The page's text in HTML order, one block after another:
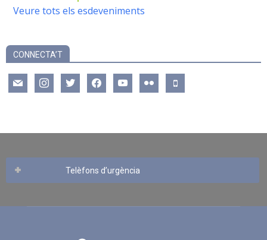
Veure tots els esdeveniments
CONNECTA’T
mail instagramtwitter facebookyoutube flickr mobile
Telèfons d’urgència